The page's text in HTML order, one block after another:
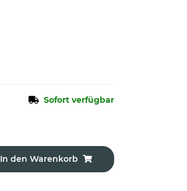
Sofort verfügbar
In den Warenkorb